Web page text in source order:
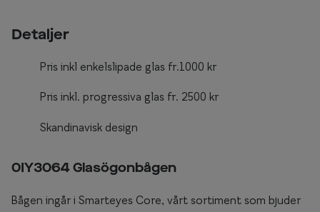
Detaljer
Pris inkl enkelslipade glas fr.1000 kr
Pris inkl. progressiva glas fr. 2500 kr
Skandinavisk design
0IY3064 Glasögonbågen
Bågen ingår i Smarteyes Core, vårt sortiment som bjuder